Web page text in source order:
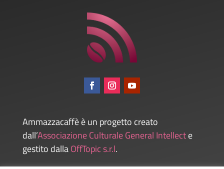
Ammazzacaffè è un progetto creato
dall’Associazione Culturale General Intellecte
gestito dallaOffTopic s.r.l.